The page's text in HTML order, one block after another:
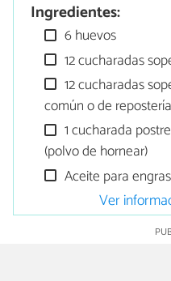
Ingredientes:
6 huevos
12 cucharadas
12 cucharadas
común o de
1 cucharada
(polvo de hornear)
Aceite para
Ver